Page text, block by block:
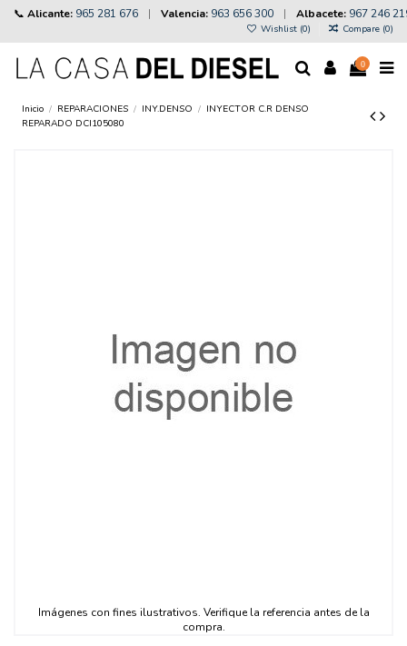
📞 Alicante: 965 281 676 | Valencia: 963 656 300 | Albacete: 967 246
Wishlist (0) Compare (0)
0
Inicio REPARACIONES INY.DENSO
INYECTOR C.R DENSO
REPARADO DCI105080